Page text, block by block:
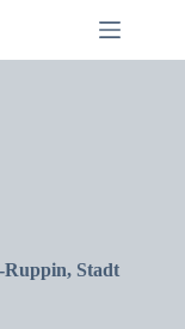
Stadt